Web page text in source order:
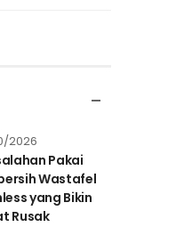
2026
Pakai
Wastafel
yang Bikin
Rusak